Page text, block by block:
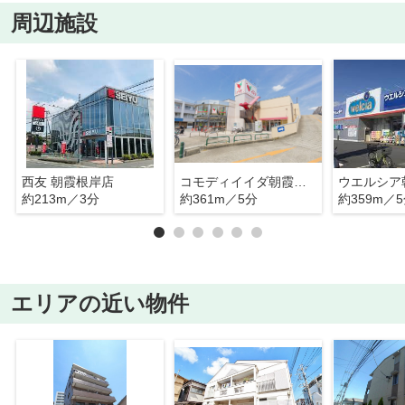
周辺施設
西友 朝霞根岸店
約213m／3分
コモディイイダ朝霞仲町店
約361m／5分
約359m／
エリアの近い物件